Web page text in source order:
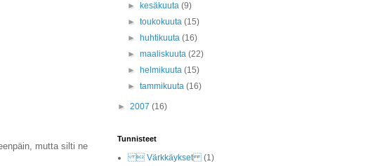
mutta silti ne
►
kesäkuuta(9)
►toukokuuta(15)
►
huhtikuuta(16)
►maaliskuuta(22)
►
helmikuuta(15)
►tammikuuta(16)
► 2007 (16)
Tunnisteet
 Värkkäykset (1)